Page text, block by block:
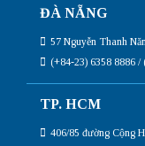
ĐÀ NẴNG
57 Nguyễn Thanh
(+84-23) 6358 8886 /
TP. HCM
406/85 đường Cộng